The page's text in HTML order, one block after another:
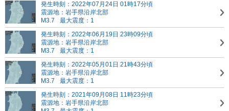
発生時刻：2022年07月24日 01時17分頃
震源地：岩手県沿岸北部
M3.7
最大震度：1
発生時刻：2022年06月19日 23時09分頃
震源地：岩手県沿岸北部
M3.7
最大震度：1
発生時刻：2022年05月01日 21時43分頃
震源地：岩手県沿岸北部
M3.7
最大震度：1
発生時刻：2021年09月08日 11時23分頃
震源地：岩手県沿岸北部